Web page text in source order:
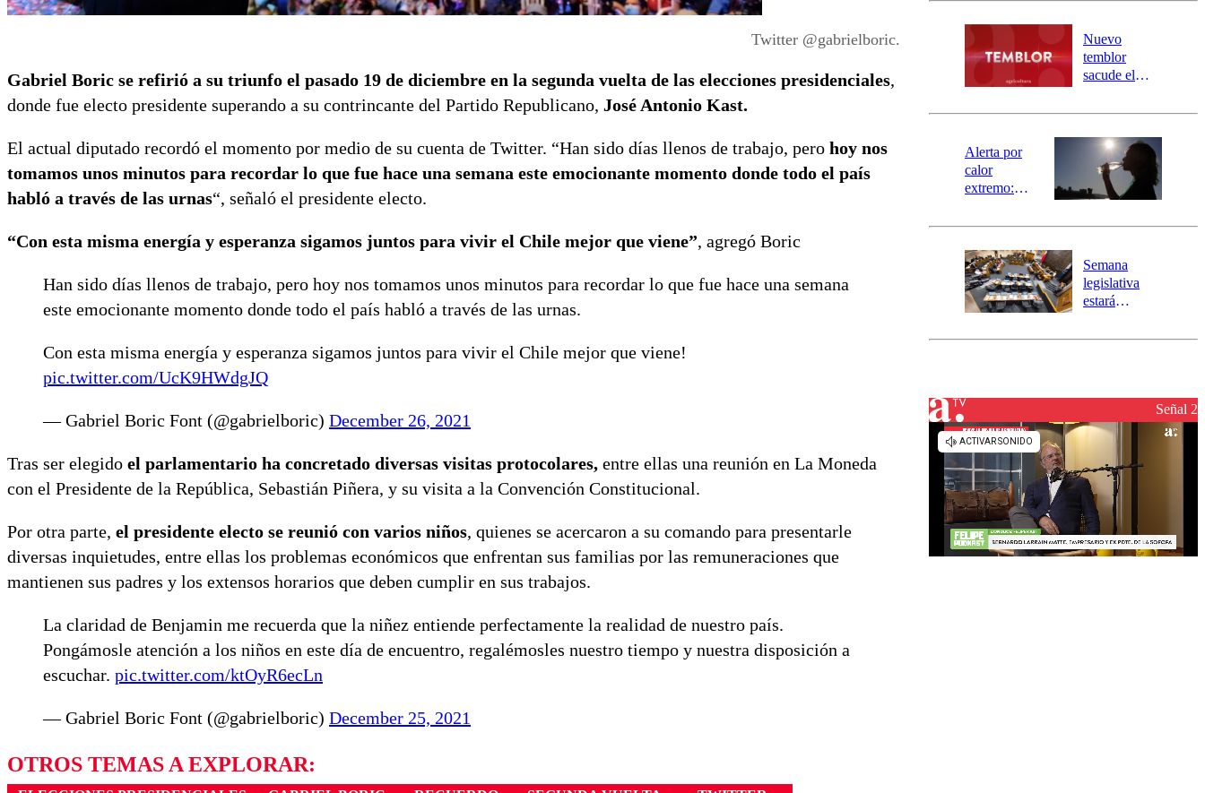
Twitter @gabrielboric.
Gabriel Boric se refirió a su triunfo el pasado 19 de diciembre en la segunda vuelta de las elecciones presidenciales,
donde fue electo presidente superando a su contrincante del Partido Republicano, José Antonio Kast.
El actual diputado recordó el momento por medio de su cuenta de Twitter. “Han sido días llenos de trabajo, pero hoy nos
tomamos unos minutos para recordar lo que fue hace una semana este emocionante momento donde todo el país
habló a través de las urnas“, señaló el presidente electo.
“Con esta misma energía y esperanza sigamos juntos para vivir el Chile mejor que viene”, agregó Boric
Han sido días llenos de trabajo, pero hoy nos tomamos unos minutos para recordar lo que fue hace una semana
este emocionante momento donde todo el país habló a través de las urnas.
Con esta misma energía y esperanza sigamos juntos para vivir el Chile mejor que viene!
pic.twitter.com/UcK9HWdgJQ
— Gabriel Boric Font (@gabrielboric) December 26, 2021
Tras ser elegido el parlamentario ha concretado diversas visitas protocolares, entre ellas una reunión en La Moneda
con el Presidente de la República, Sebastián Piñera, y su visita a la Convención Constitucional.
Por otra parte, el presidente electo se reunió con varios niños, quienes se acercaron a su comando para presentarle
diversas inquietudes, entre ellas los problemas económicos que enfrentan sus familias por las remuneraciones que
mantienen sus padres y los extensos horarios que deben cumplir en sus trabajos.
La claridad de Benjamin me recuerda que la niñez entiende perfectamente la realidad de nuestro país.
Pongámosle atención a los niños en este día de encuentro, regalémosles nuestro tiempo y nuestra disposición a
escuchar. pic.twitter.com/ktOyR6ecLn
— Gabriel Boric Font (@gabrielboric) December 25, 2021
OTROS TEMAS A EXPLORAR:
río Damas:
activa
mensajería
SAE
Nuevo
temblor
sacude el
revisa la
epicentro
Alerta por
calor
extremo:
activa Alerta
Preventiva en
tres comunas
Semana
legislativa
estará
el fin de la
reconstrucciónSeñal 2